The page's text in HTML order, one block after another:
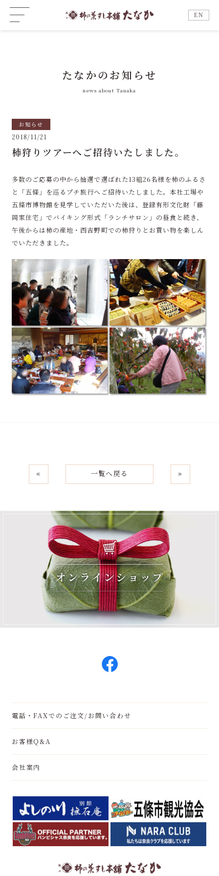
EN
たなかのお知らせ
news about Tanaka
お知らせ
2018/11/21
柿狩りツアーへご招待いたしました。
多数のご応募の中から抽選で選ばれた13組26名様を柿のふるさ
と「五條」を巡るプチ旅行へご招待いたしました。本社工場や
五條市博物館を見学していただいた後は、登録有形文化財「藤
岡家住宅」でバイキング形式「ランチサロン」の昼食と続き、
午後からは柿の産地・西吉野町での柿狩りとお買い物を楽しん
でいただきました。
« 一覧へ戻る »
電話・FAXでのご注文/お問い合わせ
お客様Q&A
会社案内